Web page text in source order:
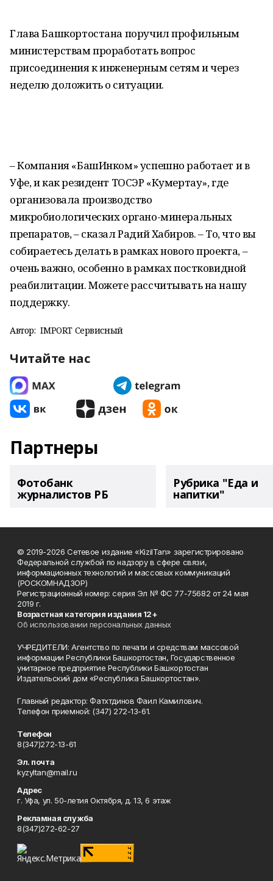
Глава Башкортостана поручил профильным
министерствам проработать вопрос
присоединения к инженерным сетям и через
неделю доложить о ситуации.
– Компания «БашИнком» успешно работает и в
Уфе, и как резидент ТОСЭР «Кумертау», где
организовала производство
микробиологических органо-минеральных
препаратов, – сказал Радий Хабиров. – То, что вы
собираетесь делать в рамках нового проекта, –
очень важно, особенно в рамках постковидной
реабилитации. Можете рассчитывать на нашу
поддержку.
Автор: IMPORT Сервисный
Читайте нас
Партнеры
Фотобанк
журналистов РБ
Рубрика "Еда и
напитки"
© 2019-2026 Сетевое издание «KizilTan» зарегистрировано
Федеральной службой по надзору в сфере связи,
информационных технологий и массовых коммуникаций
(РОСКОМНАДЗОР)
Регистрационный номер: серия Эл № ФС 77-75682 от 24 мая
2019 г.
Возрастная категория издания 12+
Об использовании персональных данных
УЧРЕДИТЕЛИ: Агентство по печати и средствам массовой
информации Республики Башкортостан, Государственное
унитарное предприятие Республики Башкортостан
Издательский дом «Республика Башкортостан».
Главный редактор: Фатхтдинов Фаил Камилович.
Телефон приемной: (347) 272-13-61.
Телефон
8(347)272-13-61
Эл. почта
kyzyltan@mail.ru
Адрес
г. Уфа, ул. 50-летия Октября, д. 13, 6 этаж
Рекламная служба
8(347)272-62-27